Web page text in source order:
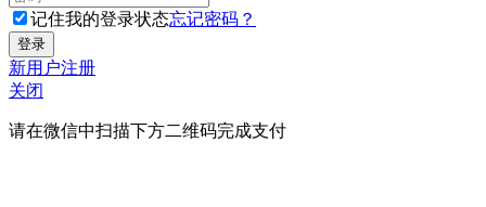
记住我的登录状态忘记密码？
新用户注册
关闭
请在微信中扫描下方二维码完成支付